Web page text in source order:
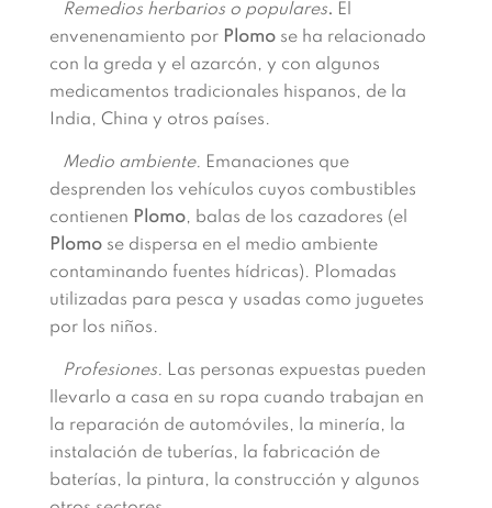
Remedios herbarios o populares. El
envenenamiento por Plomose ha relacionado
con la greda y el azarcón, y con algunos
medicamentos tradicionales hispanos, de la
India, China y otros países.
Medio ambiente. Emanaciones que
desprenden los vehículos cuyos combustibles
contienen Plomo, balas de los cazadores (el
Plomose dispersa en el medio ambiente
contaminando fuentes hídricas). Plomadas
utilizadas para pesca y usadas como juguetes
por los niños.
Profesiones. Las personas expuestas pueden
llevarlo a casa en su ropa cuando trabajan en
la reparación de automóviles, la minería, la
instalación de tuberías, la fabricación de
baterías, la pintura, la construcción y algunos